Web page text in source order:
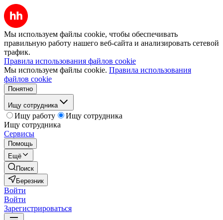
Мы используем файлы cookie, чтобы обеспечивать
правильную работу нашего веб-сайта и анализировать сетевой
трафик.
Правила использования файлов cookie
Мы используем файлы cookie. Правила использования
файлов cookie
Понятно
Ищу сотрудника
Ищу работу
Ищу сотрудника
Ищу сотрудника
Сервисы
Помощь
Ещё
Поиск
Березник
Войти
Войти
Зарегистрироваться